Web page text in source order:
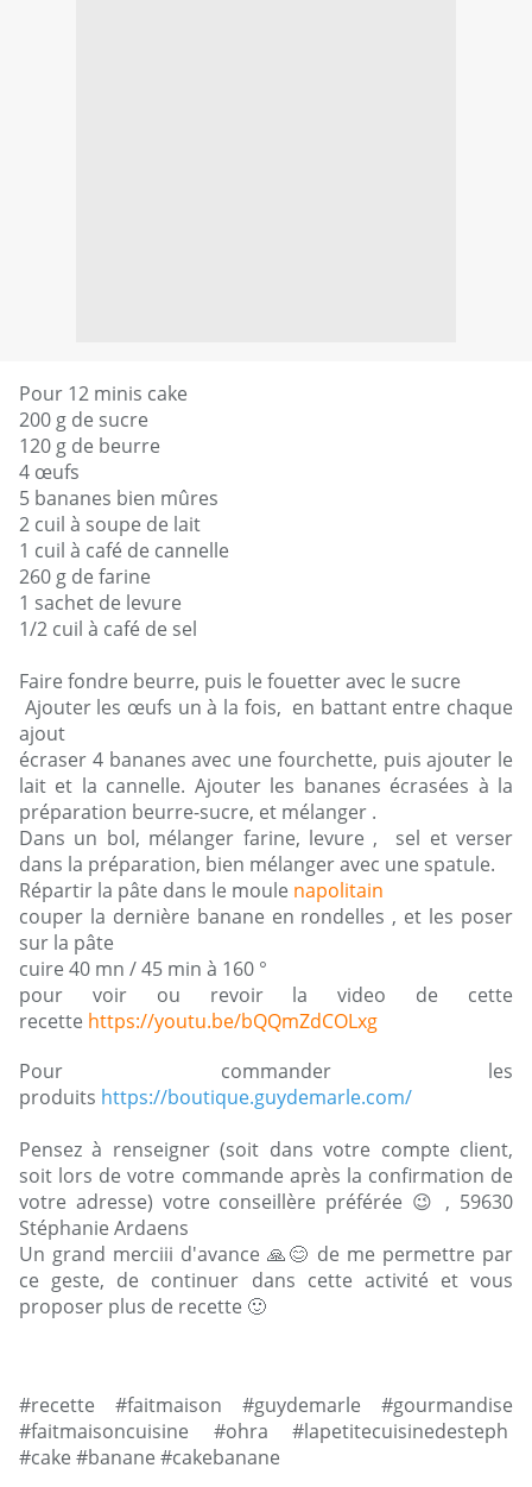
Pour 12 minis cake
200 g de sucre
120 g de beurre
4 œufs
5 bananes bien mûres
2 cuil à soupe de lait
1 cuil à café de cannelle
260 g de farine
1 sachet de levure
1/2 cuil à café de sel
Faire fondre beurre, puis le fouetter avec le sucre
Ajouter les œufs un à la fois, en battant entre chaque
ajout
écraser 4 bananes avec une fourchette, puis ajouter le
lait et la cannelle. Ajouter les bananes écrasées à la
préparation beurre-sucre, et mélanger .
Dans un bol, mélanger farine, levure , sel et verser
dans la préparation, bien mélanger avec une spatule.
Répartir la pâte dans le moule napolitain
couper la dernière banane en rondelles , et les poser
sur la pâte
cuire 40 mn / 45 min à 160 °
pour voir ou revoir la video de cette
recette https://youtu.be/bQQmZdCOLxg
Pour commander les
produits https://boutique.guydemarle.com/
Pensez à renseigner (soit dans votre compte client,
soit lors de votre commande après la confirmation de
votre adresse) votre conseillère préférée 😉 , 59630
Stéphanie Ardaens
Un grand merciii d'avance 🙏😊 de me permettre par
ce geste, de continuer dans cette activité et vous
proposer plus de recette 🙂
#recette #faitmaison #guydemarle #gourmandise
#faitmaisoncuisine #ohra #lapetitecuisinedesteph
#cake #banane #cakebanane